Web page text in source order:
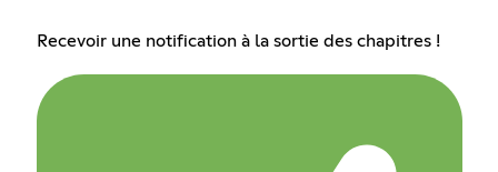
Recevoir une notification à la sortie des chapitres !